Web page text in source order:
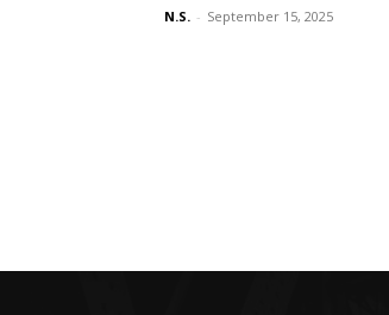
N.S. - September 15, 2025